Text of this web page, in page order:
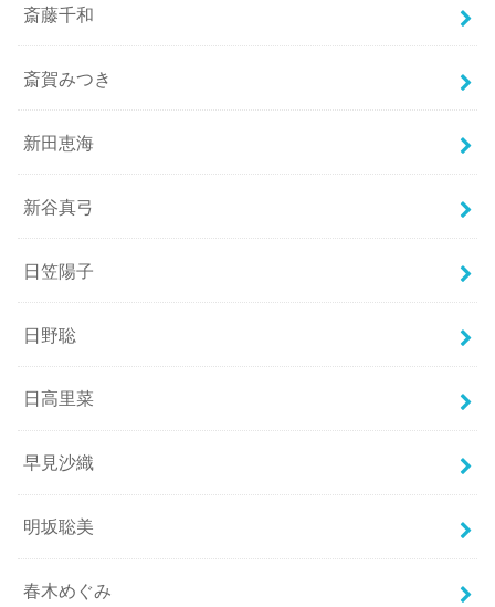
斎藤千和
斎賀みつき
新田恵海
新谷真弓
日笠陽子
日野聡
日高里菜
早見沙織
明坂聡美
春木めぐみ